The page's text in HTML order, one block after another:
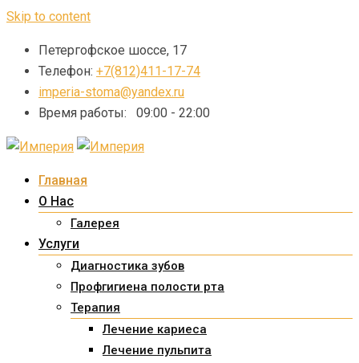
Skip to content
Петергофское шоссе, 17
Телефон: +7(812)411-17-74
imperia-stoma@yandex.ru
Время работы:
09:00 - 22:00
Главная
О Нас
Галерея
Услуги
Диагностика зубов
Профгигиена полости рта
Терапия
Лечение кариеса
Лечение пульпита